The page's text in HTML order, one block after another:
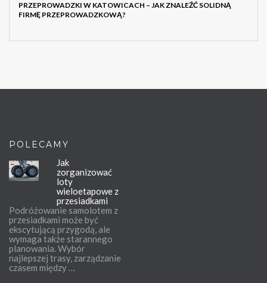
PRZEPROWADZKI W KATOWICACH – JAK ZNALEŹĆ SOLIDNĄ
FIRMĘ PRZEPROWADZKOWĄ?
POLECAMY
Jak
zorganizować
loty
wieloetapowe z
przesiadkami
Podróżowanie samolotem z
przesiadkami może być
ekscytującą przygodą, ale
wymaga także starannego
planowania. Wybór
najlepszej trasy, zarządzanie
czasem między …